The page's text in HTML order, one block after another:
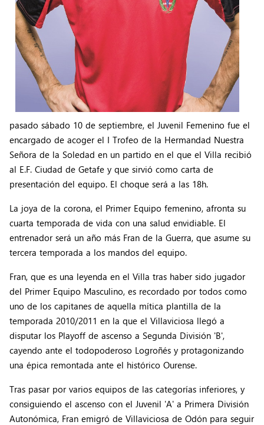
pasado sábado 10 de septiembre, el Juvenil Femenino fue el
encargado de acoger el I Trofeo de la Hermandad Nuestra
Señora de la Soledad en un partido en el que el Villa recibió
al E.F. Ciudad de Getafe y que sirvió como carta de
presentación del equipo. El choque será a las 18h.
La joya de la corona, el Primer Equipo femenino, afronta su
cuarta temporada de vida con una salud envidiable. El
entrenador será un año más Fran de la Guerra, que asume su
tercera temporada a los mandos del equipo.
Fran, que es una leyenda en el Villa tras haber sido jugador
del Primer Equipo Masculino, es recordado por todos como
uno de los capitanes de aquella mítica plantilla de la
temporada 2010/2011 en la que el Villaviciosa llegó a
disputar los Playoff de ascenso a Segunda División 'B',
cayendo ante el todopoderoso Logroñés y protagonizando
una épica remontada ante el histórico Ourense.
Tras pasar por varios equipos de las categorías inferiores, y
consiguiendo el ascenso con el Juvenil 'A' a Primera División
Autonómica, Fran emigró de Villaviciosa de Odón para seguir